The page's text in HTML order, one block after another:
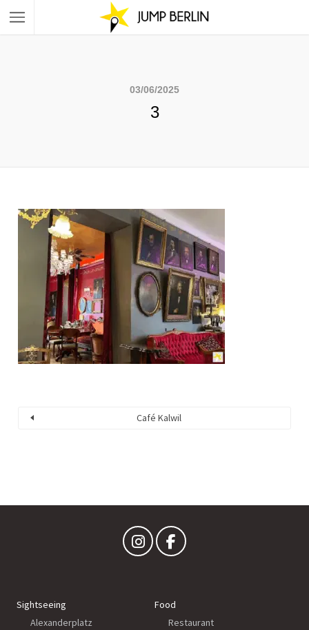
03/06/2025
3
Café Kalwil
Sightseeing
Alexanderplatz
Food
Restaurant